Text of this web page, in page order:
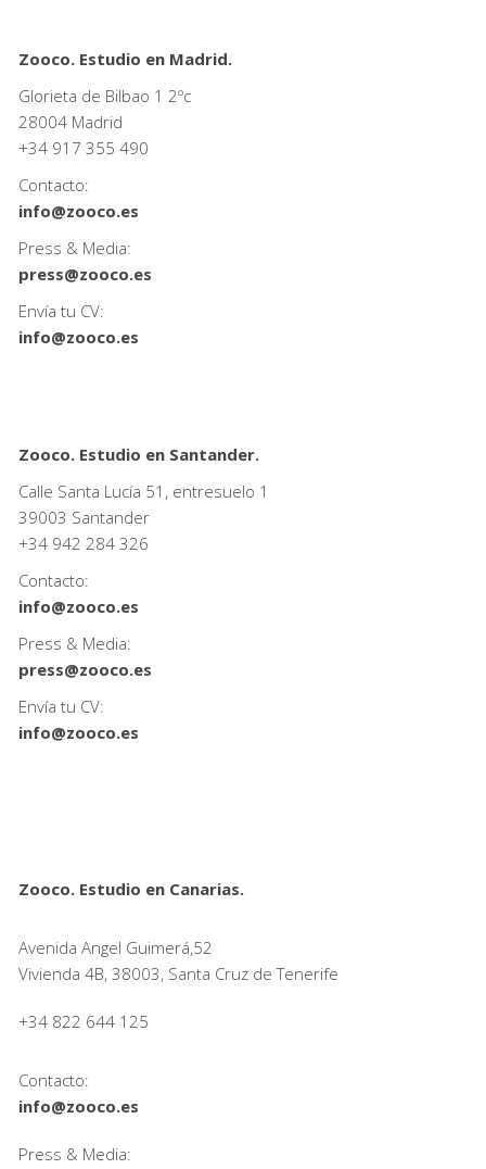
Zooco. Estudio en Madrid.
Glorieta de Bilbao 1 2ºc
28004 Madrid
+34 917 355 490
Contacto:
info@zooco.es
Press & Media:
press@zooco.es
Envía tu CV:
info@zooco.es
Zooco. Estudio en Santander.
Calle Santa Lucía 51, entresuelo 1
39003 Santander
+34 942 284 326
Contacto:
info@zooco.es
Press & Media:
press@zooco.es
Envía tu CV:
info@zooco.es
Zooco. Estudio en Canarias.
Avenida Angel Guimerá,52
Vivienda 4B, 38003, Santa Cruz de Tenerife
+34 822 644 125
Contacto:
info@zooco.es
Press & Media: